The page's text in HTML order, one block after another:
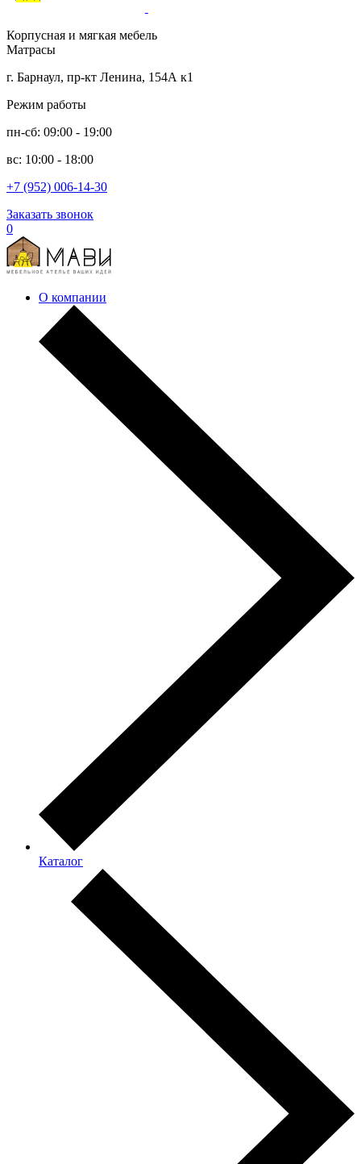
Корпусная и мягкая мебель
Матрасы
г. Барнаул, пр-кт Ленина, 154А к1
Режим работы
пн-сб: 09:00 - 19:00
вс: 10:00 - 18:00
+7 (952) 006-14-30
Заказать звонок
0
О компании
Каталог